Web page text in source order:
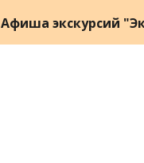
Афиша экскурсий